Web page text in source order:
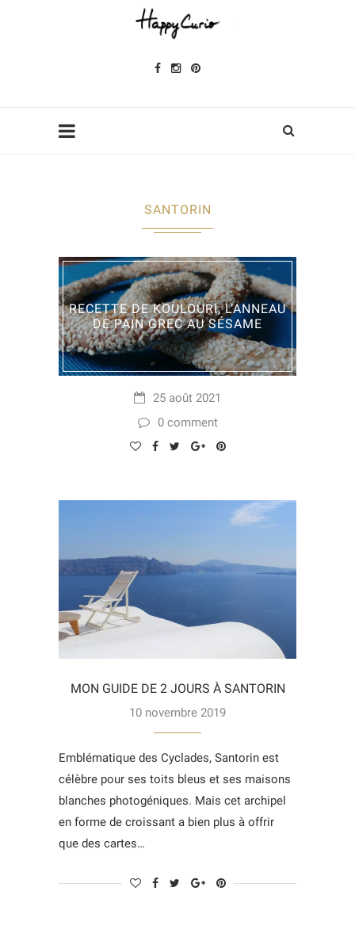
SANTORIN
RECETTE DE KOULOURI, L’ANNEAU
DE PAIN GREC AU SÉSAME
25 août 2021
0 comment
MON GUIDE DE 2 JOURS À SANTORIN
10 novembre 2019
Emblématique des Cyclades, Santorin est
célèbre pour ses toits bleus et ses maisons
blanches photogéniques. Mais cet archipel
en forme de croissant a bien plus à offrir
que des cartes…